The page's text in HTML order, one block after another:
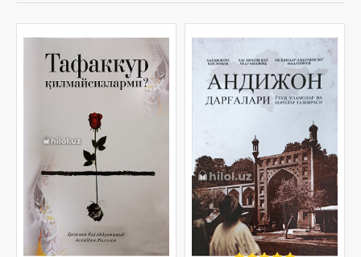
Республика босқичида биринчи ўринни олди (2009).
Имом Бухорий номидаги Тошкент Ислом институтини
тамомлаган (2008).
Ҳасанхон қори «Навоийдан чу топқайлар навоэ» (Ҳусайнхон
қори билан ҳаммуаллифликда) китоби муаллифи. «Олтин
силсила» мажмуаси таржимонларидан ва муҳаррирларидан
бири. 30 жузлик Қуръони карим қироати аудио диски
чиқарилган.
Бир неча йиллардан буён юртимиз масжидларида,
жумладан, «Шайх Зайниддин» (2015), «Минор» (2016),
«Ислом ота» (2017), «Абу Бакр Қаффол Шоший» (2018),
«Аҳмадхон» (2019), «Шайх Муҳаммад Содиқ Муҳаммад Юсуф»